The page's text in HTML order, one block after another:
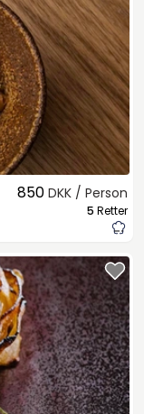
850 DKK / Person
5 Retter